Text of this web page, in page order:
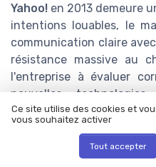
Yahoo! en 2013 demeure
intentions louables, le
communication claire
résistance massive au
l'entreprise à évaluer
nouvelles
d'incertitude et
financières importantes
Ce site utilise des cookies et
vous souhaitez activer
Tout accepter